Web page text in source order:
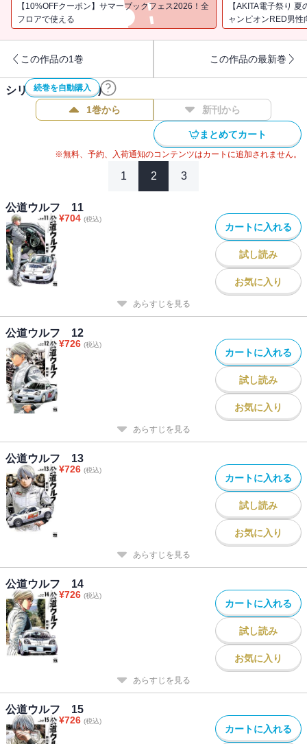
【10%OFFクーポン】サマーブックフェス2026！全
フロアで使える
【AKITA電子祭り
ャンピオンRED男
この作品の1巻 この作品の最新巻
続巻を自動購入
シリーズ作品(21件)
1巻から 新刊から
まとめてカート
※無料、予約、入荷通知のコンテンツはカートに追加されません。
1 2 3
公道ウルフ 11
¥704 (税込)
カートに入れる
試し読み
お気に入り
あらすじを見る
公道ウルフ 12
¥726 (税込)
カートに入れる
試し読み
お気に入り
あらすじを見る
公道ウルフ 13
¥726 (税込)
カートに入れる
試し読み
お気に入り
あらすじを見る
公道ウルフ 14
¥726 (税込)
カートに入れる
試し読み
お気に入り
あらすじを見る
公道ウルフ 15
¥726 (税込)
カートに入れる